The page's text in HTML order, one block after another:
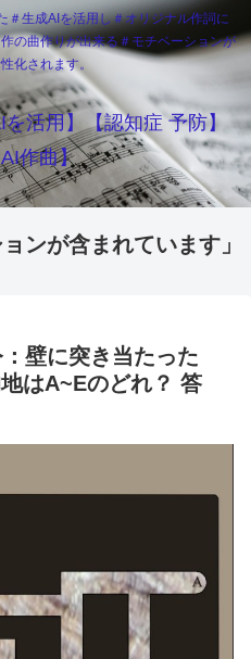
＃生成AIを活用し＃オリジナル作詞に
の曲作りが出来る＃モチベーションが
化されます。
を活用】【認知症 予防】
作曲】
ンが含まれています」
壁に突き当たった
はΑ~Eのどれ？ 答